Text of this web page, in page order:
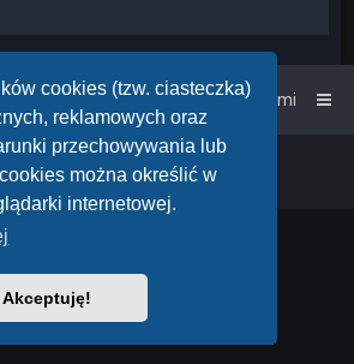
cookies (tzw. ciasteczka)
reklamowych oraz
przechowywania lub
można określić w
internetowej.
Akceptuję!
Kontakt z nami
• Design by
PlanetStyles
dostarczaphpBB.pl